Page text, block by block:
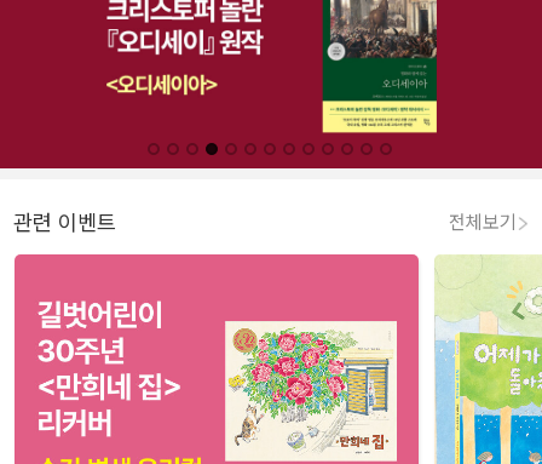
관련 이벤트 전체보기